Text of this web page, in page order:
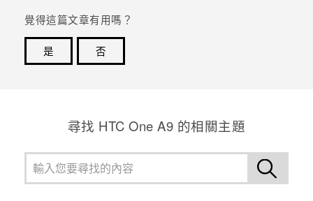
覺得這篇文章有用嗎？
是
否
尋找 HTC One A9 的相關主題